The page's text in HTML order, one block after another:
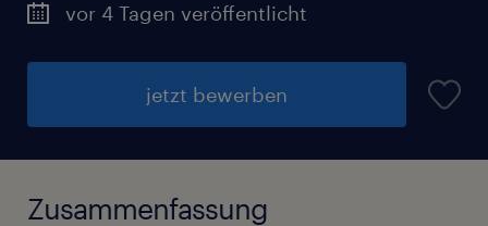
vor 4 Tagen veröffentlicht
jetzt bewerben
Zusammenfassung